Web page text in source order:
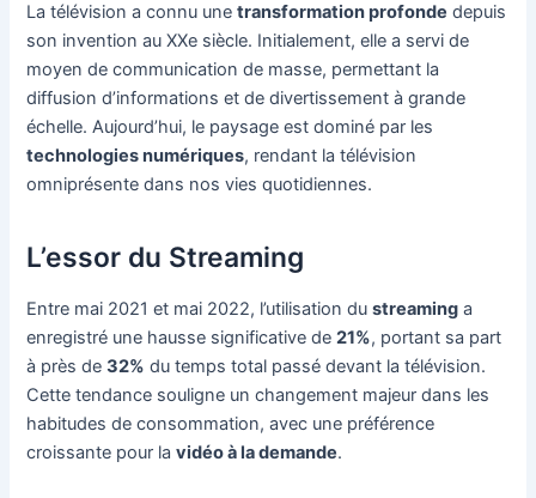
La télévision a connu unetransformation profonde depuis
son invention au XXe siècle. Initialement, elle a servi de
moyen de communication de masse, permettant la
diffusion d’informations et de divertissement à grande
échelle. Aujourd’hui, le paysage est dominé par les
technologies numériques, rendant la télévision
omniprésente dans nos vies quotidiennes.
L’essor du Streaming
Entre mai 2021 et mai 2022, l’utilisation dustreaming a
enregistré une hausse significative de21%, portant sa part
à près de32% du temps total passé devant la télévision.
Cette tendance souligne un changement majeur dans les
habitudes de consommation, avec une préférence
croissante pour lavidéo à la demande.